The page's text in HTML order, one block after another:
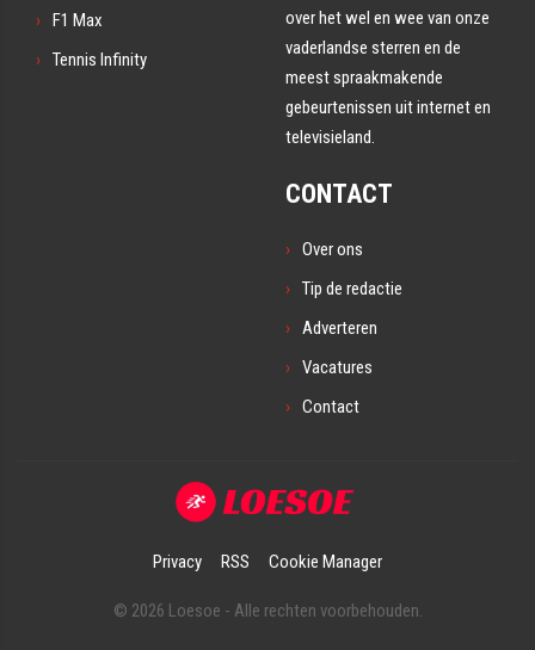
F1 Max
Tennis Infinity
over het wel en wee van onze
vaderlandse sterren en de
meest spraakmakende
gebeurtenissen uit internet en
televisieland.
CONTACT
Over ons
Tip de redactie
Adverteren
Vacatures
Contact
Privacy RSS Cookie Manager
© 2026 Loesoe - Alle rechten voorbehouden.